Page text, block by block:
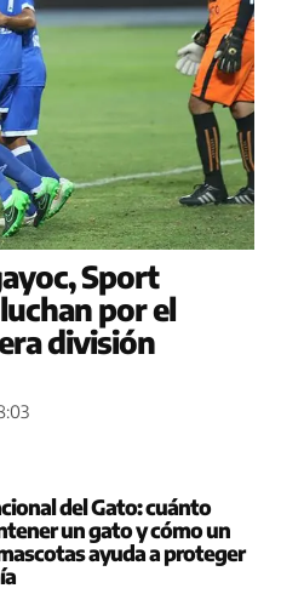
Sport
por el
división
del Gato: cuánto
un gato y cómo un
ayuda a proteger